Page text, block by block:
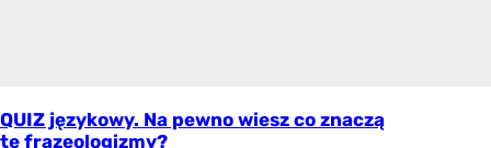
QUIZ językowy. Na pewno wiesz co znaczą
te frazeologizmy?